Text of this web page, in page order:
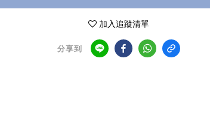
加入追蹤清單
分享到